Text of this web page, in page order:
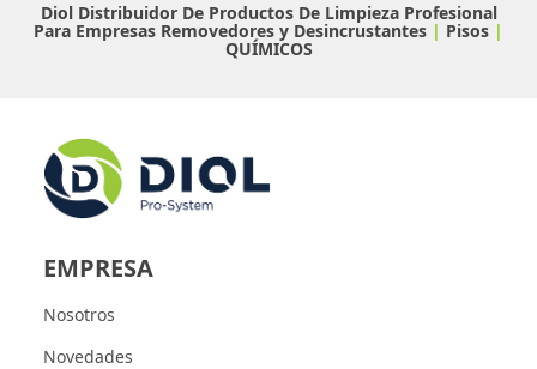
Diol Distribuidor De Productos De Limpieza Profesional
Para Empresas Removedores y Desincrustantes | Pisos |
QUÍMICOS
EMPRESA
Nosotros
Novedades